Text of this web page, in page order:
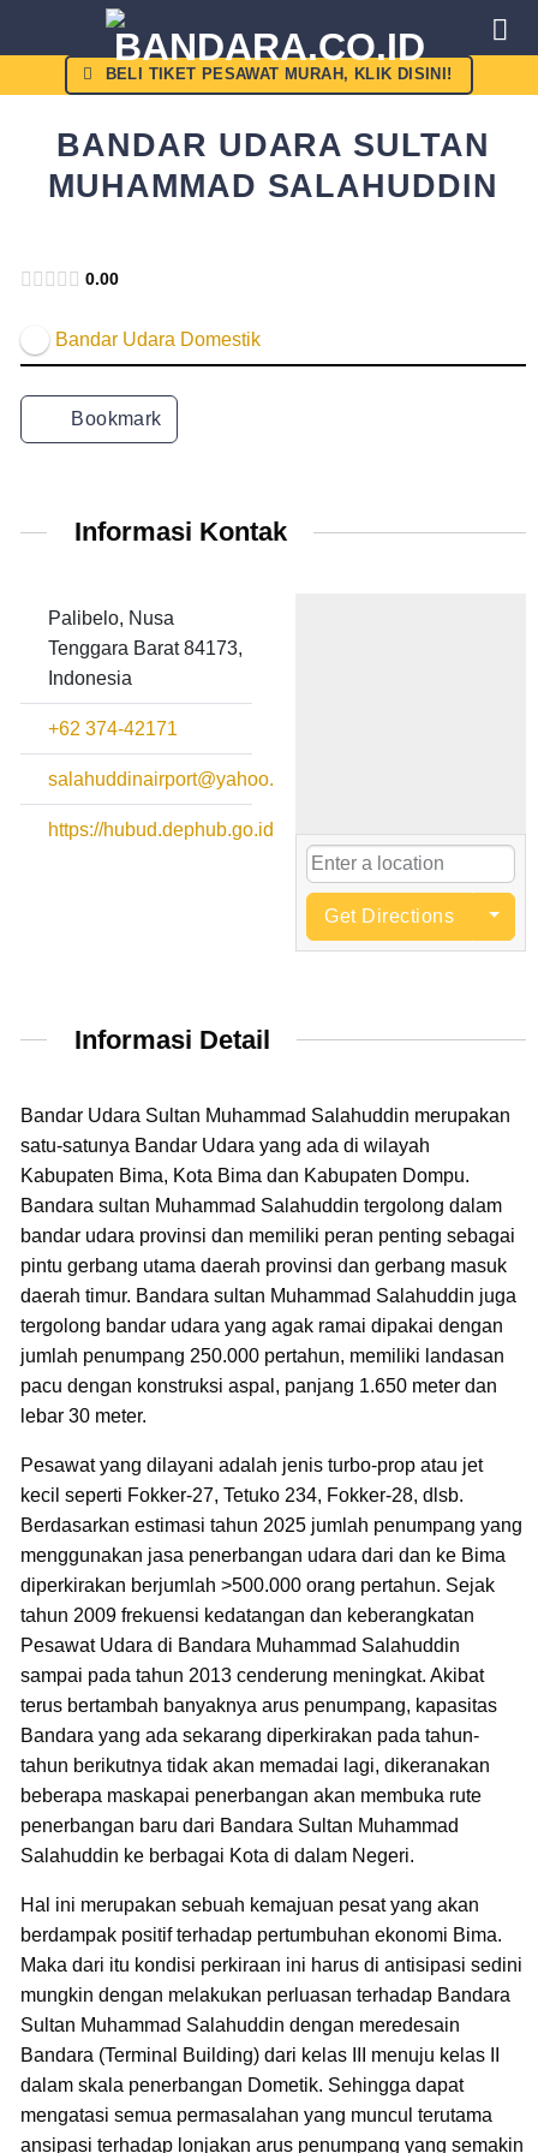
BELI TIKET PESAWAT MURAH, KLIK DISINI!
BANDAR UDARA SULTAN
MUHAMMAD SALAHUDDIN
0.00
Bandar Udara Domestik
Bookmark
Informasi Kontak
Palibelo, Nusa
Tenggara Barat 84173,
Indonesia
+62 374-42171
salahuddinairport@yahoo.co.id
https://hubud.dephub.go.id
Get Directions
Informasi Detail
Bandar Udara Sultan Muhammad Salahuddin merupakan
satu-satunya Bandar Udara yang ada di wilayah
Kabupaten Bima, Kota Bima dan Kabupaten Dompu.
Bandara sultan Muhammad Salahuddin tergolong dalam
bandar udara provinsi dan memiliki peran penting sebagai
pintu gerbang utama daerah provinsi dan gerbang masuk
daerah timur. Bandara sultan Muhammad Salahuddin juga
tergolong bandar udara yang agak ramai dipakai dengan
jumlah penumpang 250.000 pertahun, memiliki landasan
pacu dengan konstruksi aspal, panjang 1.650 meter dan
lebar 30 meter.
Pesawat yang dilayani adalah jenis turbo-prop atau jet
kecil seperti Fokker-27, Tetuko 234, Fokker-28, dlsb.
Berdasarkan estimasi tahun 2025 jumlah penumpang yang
menggunakan jasa penerbangan udara dari dan ke Bima
diperkirakan berjumlah >500.000 orang pertahun. Sejak
tahun 2009 frekuensi kedatangan dan keberangkatan
Pesawat Udara di Bandara Muhammad Salahuddin
sampai pada tahun 2013 cenderung meningkat. Akibat
terus bertambah banyaknya arus penumpang, kapasitas
Bandara yang ada sekarang diperkirakan pada tahun-
tahun berikutnya tidak akan memadai lagi, dikeranakan
beberapa maskapai penerbangan akan membuka rute
penerbangan baru dari Bandara Sultan Muhammad
Salahuddin ke berbagai Kota di dalam Negeri.
Hal ini merupakan sebuah kemajuan pesat yang akan
berdampak positif terhadap pertumbuhan ekonomi Bima.
Maka dari itu kondisi perkiraan ini harus di antisipasi sedini
mungkin dengan melakukan perluasan terhadap Bandara
Sultan Muhammad Salahuddin dengan meredesain
Bandara (Terminal Building) dari kelas III menuju kelas II
dalam skala penerbangan Dometik. Sehingga dapat
mengatasi semua permasalahan yang muncul terutama
ansipasi terhadap lonjakan arus penumpang yang semakin